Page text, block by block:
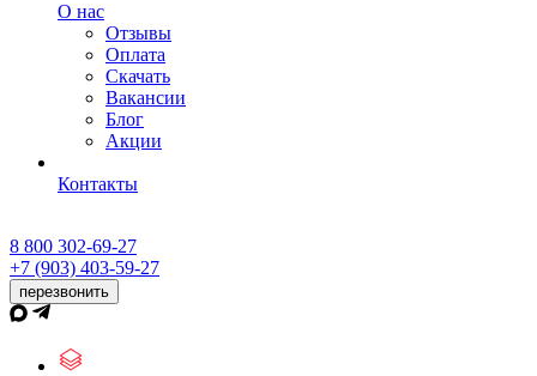
О нас
Отзывы
Оплата
Скачать
Вакансии
Блог
Акции
Контакты
8 800 302-69-27
+7 (903) 403-59-27
перезвонить